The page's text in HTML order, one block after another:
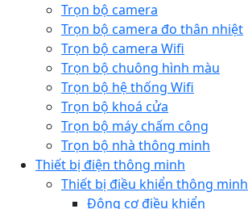
Trọn bộ camera
Trọn bộ camera đo thân nhiệt
Trọn bộ camera Wifi
Trọn bộ chuông hình màu
Trọn bộ hệ thống Wifi
Trọn bộ khoá cửa
Trọn bộ máy chấm công
Trọn bộ nhà thông minh
Thiết bị điện thông minh
Thiết bị điều khiển thông minh
Động cơ điều khiển